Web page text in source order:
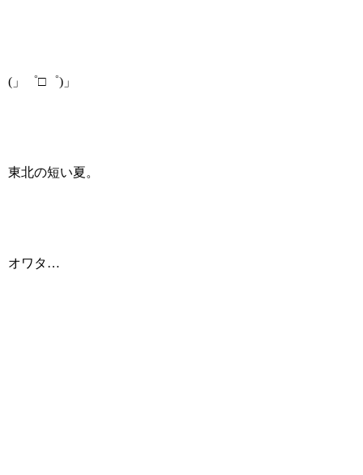
(」゜□゜)」
東北の短い夏。
オワタ…